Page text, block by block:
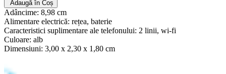
Adaugă în Coș
Adâncime: 8,98 cm
Alimentare electrică: rețea, baterie
Caracteristici suplimentare ale telefonului: 2 linii, wi-fi
Culoare: alb
Dimensiuni: 3,00 x 2,30 x 1,80 cm